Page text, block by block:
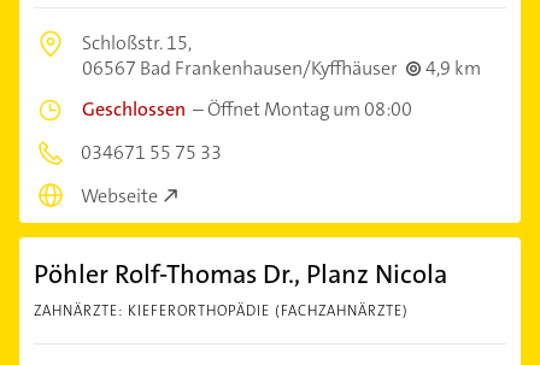
Schloßstr. 15,
06567 Bad Frankenhausen/Kyffhäuser
4,9 km
Geschlossen –Öffnet Montag um 08:00
034671 55 75 33
Webseite
Pöhler Rolf-Thomas Dr., Planz Nicola
ZAHNÄRZTE: KIEFERORTHOPÄDIE (FACHZAHNÄRZTE)